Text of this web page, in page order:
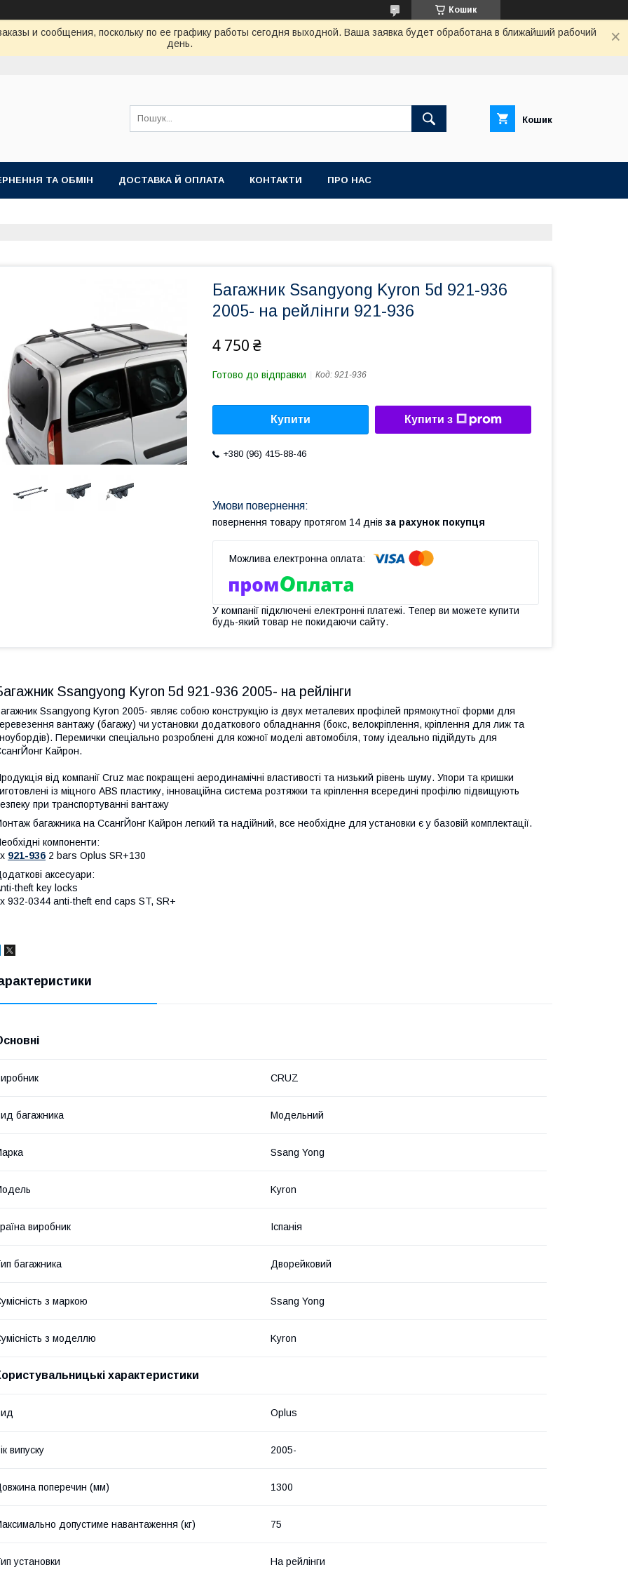
Кошик
и сообщения, поскольку по ее графику работы сегодня выходной. Ваша заявка будет обработана в ближайший рабочий
день.
Кошик
ТА ОБМІН ДОСТАВКА Й ОПЛАТА КОНТАКТИ ПРО НАС
Багажник Ssangyong Kyron 5d 921-936
2005- на рейлінги 921-936
4 750 ₴
Готово до відправки Код: 921-936
Купити Купити з
+380 (96) 415-88-46
повернення товару протягом 14 днів за рахунок покупця
У компанії підключені електронні платежі. Тепер ви можете купити
будь-який товар не покидаючи сайту.
Ssangyong Kyron 5d 921-936 2005- на рейлінги
Ssangyong Kyron 2005- являє собою конструкцію із двух металевих профілей прямокутної форми для
вантажу (багажу) чи установки додаткового обладнання (бокс, велокріплення, кріплення для лиж та
Перемички спеціально розроблені для кожної моделі автомобіля, тому ідеально підійдуть для
Кайрон.
від компанії Cruz має покращені аеродинамічні властивості та низький рівень шуму. Упори та кришки
із міцного ABS пластику, інноваційна система розтяжки та кріплення всередині профілю підвищують
при транспортуванні вантажу
багажника на СсангЙонг Кайрон легкий та надійний, все необхідне для установки є у базовій комплектації.
компоненти:
921-936 2 bars Oplus SR+130
аксесуари:
theft key locks
932-0344 anti-theft end caps ST, SR+
CRUZ
багажника Модельний
Ssang Yong
Kyron
виробник Іспанія
багажника Дворейковий
з маркою Ssang Yong
з моделлю Kyron
характеристики
Oplus
випуску 2005-
поперечин (мм) 1300
допустиме навантаження (кг) 75
установки На рейлінги